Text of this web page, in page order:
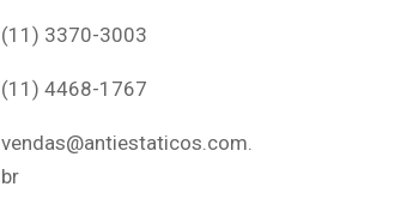
(11) 3370-3003
(11) 4468-1767
vendas@antiestaticos.com.
br